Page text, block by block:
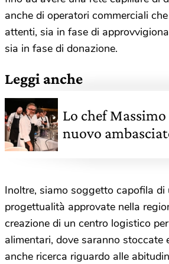
anche di operatori commerciali
attenti, sia in fase di
sia in fase di donazione.
Leggi anche
Lo chef
nuovo
Inoltre, siamo soggetto capofila di
progettualità approvate nella
creazione di un centro logistico
alimentari, dove saranno stoccate
anche ricerca riguardo alle